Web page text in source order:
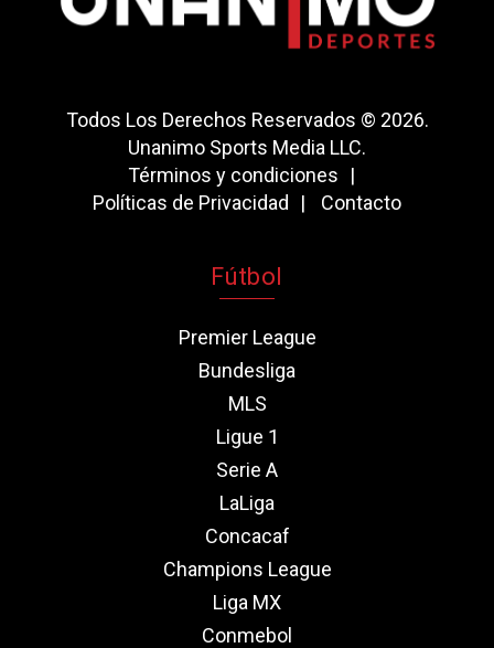
Todos Los Derechos Reservados © 2026.
Unanimo Sports Media LLC.
Términos y condiciones
Políticas de Privacidad
Contacto
Fútbol
Premier League
Bundesliga
MLS
Ligue 1
Serie A
LaLiga
Concacaf
Champions League
Liga MX
Conmebol